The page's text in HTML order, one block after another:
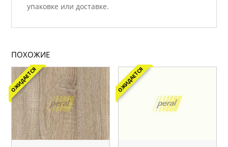
упаковке или доставке.
ПОХОЖИЕ
ОЖИДАЕТСЯ ОЖИДАЕТСЯ